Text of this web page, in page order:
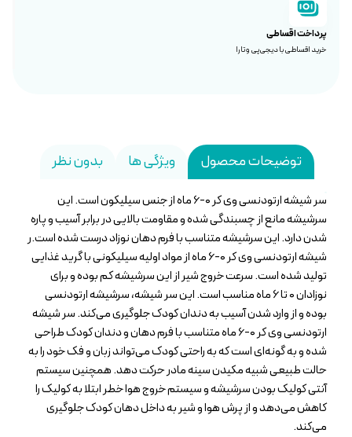
پرداخت اقساطی
خرید اقساطی با دیجی‌پی و تارا
توضیحات محصول ویژگی ها بدون نظر
سر شیشه ارتودنسی وی کر ۰-۶ ماه از جنس سیلیکون است. این
سرشیشه مانع از چسبندگی شده و مقاومت بالایی در برابر آسیب و پاره
شدن دارد. این سرشیشه متناسب با فرم دهان نوزاد درست شده است.ر
شیشه ارتودنسی وی کر ۰-۶ ماه از مواد اولیه سیلیکونی با گرید غذایی
تولید شده است. سرعت خروج شیر از این سرشیشه کم بوده و برای
نوزادان ۰ تا ۶ ماه مناسب است. این سر شیشه، سرشیشه ارتودنسی
بوده و از وارد شدن آسیب به دندان کودک جلوگیری می‌کند. سر شیشه
ارتودنسی وی کر ۰-۶ ماه متناسب با فرم دهان و دندان کودک طراحی
شده و به گونه‌ای است که به راحتی کودک می‌تواند زبان و فک خود را به
حالت طبیعی شبیه مکیدن سینه مادر حرکت دهد. همچنین سیستم
آنتی کولیک بودن سرشیشه و سیستم خروج هوا خطر ابتلا به کولیک را
کاهش می‌دهد و از پرش هوا و شیر به داخل دهان کودک جلوگیری
می‌‍‌کند.